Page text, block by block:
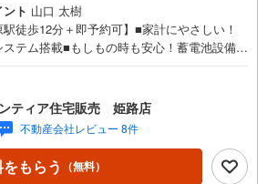
ト 山口 太樹
駅徒歩12分＋即予約可】■家計にやさしい！
テム搭載■もしもの時も安心！蓄電池設備付
も客間にも利用可能な和室がございま
書斎があるため、テレワークなどに活用でき
ーOK！2台分の駐車スペースがございま
津茂小学校まで徒歩約18分・大津中学校まで
社が選ばれる理由 1.お金の扱い方のプロ、フ
ルプランナーが資金計画をサポート！2.買い
ティア住宅販売 姫路店
不動産会社レビュー 8件
もらう （無料）